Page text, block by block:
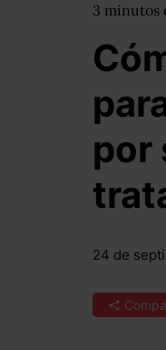
3 minutos
por
24 de